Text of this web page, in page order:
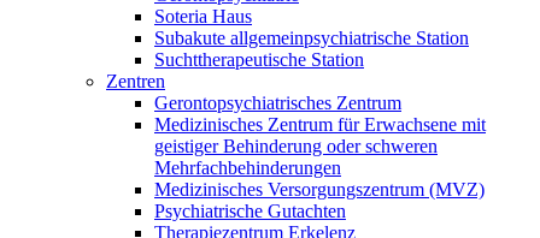
Soteria Haus
Subakute allgemeinpsychiatrische Station
Suchttherapeutische Station
Zentren
Gerontopsychiatrisches Zentrum
Medizinisches Zentrum für Erwachsene mit
geistiger Behinderung oder schweren
Mehrfachbehinderungen
Medizinisches Versorgungszentrum (MVZ)
Psychiatrische Gutachten
Therapiezentrum Erkelenz